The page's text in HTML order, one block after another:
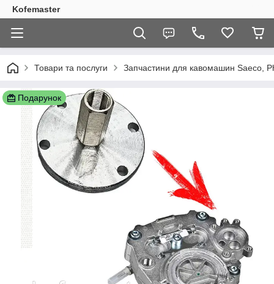
Kofemaster
Товари та послуги Запчастини для кавомашин Saeco,
Подарунок